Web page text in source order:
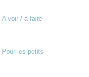
A voir / à faire
Pour les petits